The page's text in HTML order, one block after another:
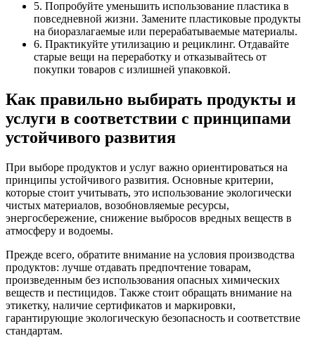
5. Попробуйте уменьшить использование пластика в
повседневной жизни. Замените пластиковые продукты
на биоразлагаемые или перерабатываемые материалы.
6. Практикуйте утилизацию и рециклинг. Отдавайте
старые вещи на переработку и отказывайтесь от
покупки товаров с излишней упаковкой.
Как правильно выбирать продукты и
услуги в соответствии с принципами
устойчивого развития
При выборе продуктов и услуг важно ориентироваться на
принципы устойчивого развития. Основные критерии,
которые стоит учитывать, это использование экологически
чистых материалов, возобновляемые ресурсы,
энергосбережение, снижение выбросов вредных веществ в
атмосферу и водоемы.
Прежде всего, обратите внимание на условия производства
продуктов: лучше отдавать предпочтение товарам,
произведенным без использования опасных химических
веществ и пестицидов. Также стоит обращать внимание на
этикетку, наличие сертификатов и маркировки,
гарантирующие экологическую безопасность и соответствие
стандартам.